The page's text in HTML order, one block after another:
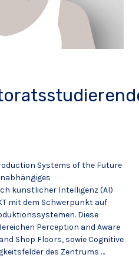
Systems of the Future
künstlicher Intelligenz (AI)
mit dem Schwerpunkt auf
Diese
Perception and Aware
Shop Floors, sowie Cognitive
des Zentrums …